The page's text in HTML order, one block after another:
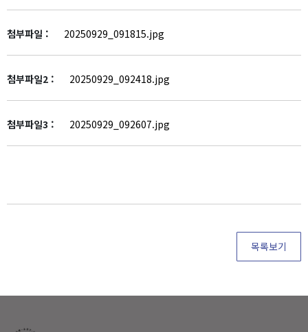
첨부파일 : 20250929_091815.jpg
첨부파일2 : 20250929_092418.jpg
첨부파일3 : 20250929_092607.jpg
목록보기